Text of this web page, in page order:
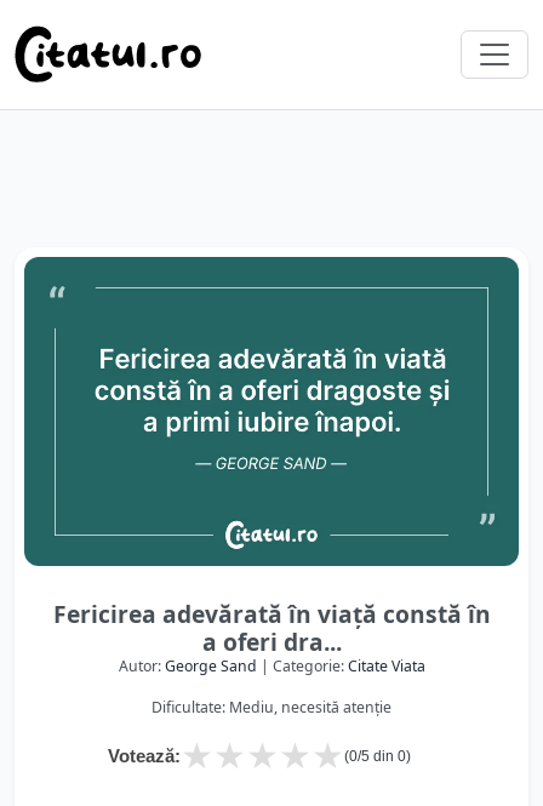
Fericirea adevărată în viață constă în
a oferi dra...
Autor:George Sand | Categorie:Citate Viata
Dificultate: Mediu, necesită atenție
Votează: ★
★
★
★
★ (0/5 din 0)